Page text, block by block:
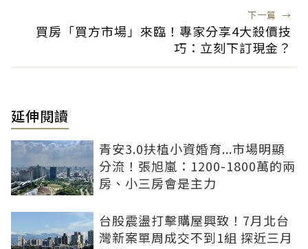
下一篇 →
買房「買方市場」來臨！專家分享4大殺價技
巧：立刻下訂現金？
延伸閱讀
青安3.0扶植小資婚育...市場明顯
分流！張旭嵐：1200-1800萬的兩
房、小三房會是主力
台股震盪打擊購屋興致！7月北台
灣新案單周成交不到1組 探近三月